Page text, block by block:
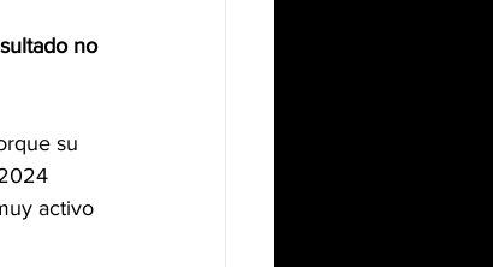
no
su
activo